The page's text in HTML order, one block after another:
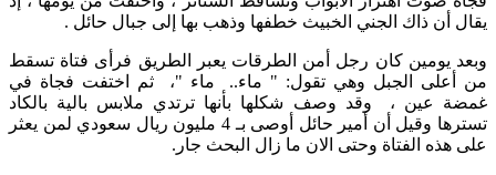
يقال أن ذاك الجني الخبيث خطفها وذهب بها إلى جبال حائل .
وبعد يومين كان رجل أمن الطرقات يعبر الطريق فرأى فتاة تسقط
من أعلى الجبل وهي تقول: " ماء.. ماء "، ثم اختفت فجاة في
غمضة عين ، وقد وصف شكلها بأنها ترتدي ملابس بالية بالكاد
تسترها وقيل أن أمير حائل أوصى بـ 4 مليون ريال سعودي لمن يعثر
على هذه الفتاة وحتى الان ما زال البحث جار.